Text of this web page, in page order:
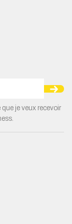
je veux recevoir